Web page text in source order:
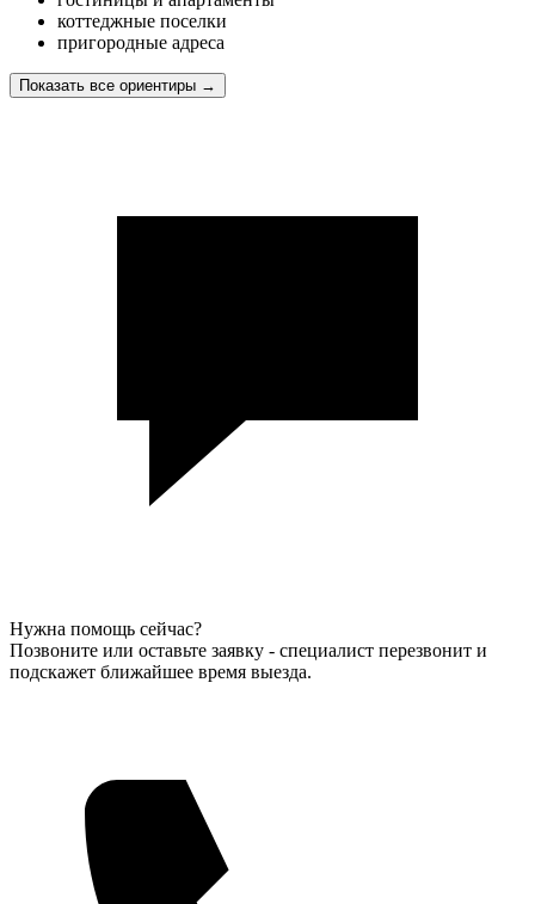
коттеджные поселки
пригородные адреса
Показать все ориентиры →
Нужна помощь сейчас?
Позвоните или оставьте заявку - специалист перезвонит и
подскажет ближайшее время выезда.